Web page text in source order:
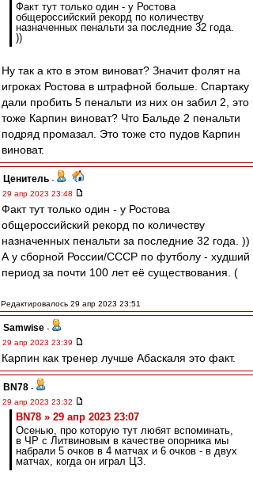
Факт тут только один - у Ростова
общероссийский рекорд по количеству
назначенных пенальти за последние 32 года.
))
Ну так а кто в этом виноват? Значит фолят на
игроках Ростова в штрафной больше. Спартаку
дали пробить 5 пенальти из них он забил 2, это
тоже Карпин виноват? Что Бальде 2 пенальти
подряд промазал. Это тоже сто пудов Карпин
виноват.
Ценитель -
29 апр 2023 23:48
Факт тут только один - у Ростова
общероссийский рекорд по количеству
назначенных пенальти за последние 32 года. ))
А у сборной России/СССР по футболу - худший
период за почти 100 лет её существования. (
Редактировалось 29 апр 2023 23:51
Samwise -
29 апр 2023 23:39
Карпин как тренер лучше Абаскаля это факт.
BN78 -
29 апр 2023 23:32
BN78 » 29 апр 2023 23:07
Осенью, про которую тут любят вспоминать,
в ЧР с Литвиновым в качестве опорника мы
набрали 5 очков в 4 матчах и 6 очков - в двух
матчах, когда он играл ЦЗ.